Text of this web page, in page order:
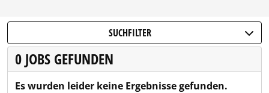
SUCHFILTER
0 JOBS GEFUNDEN
Es wurden leider keine Ergebnisse gefunden.